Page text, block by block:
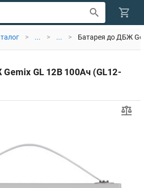
> ... > ... > Батарея до ДБЖ
GL 12В 100Ач (GL12-